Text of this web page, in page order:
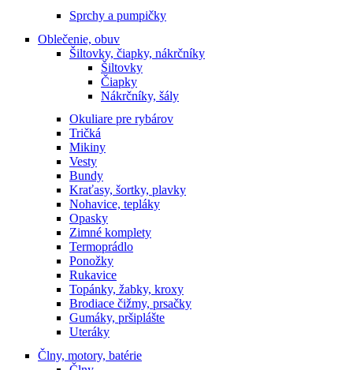
Sprchy a pumpičky
Oblečenie, obuv
Šiltovky, čiapky, nákrčníky
Šiltovky
Čiapky
Nákrčníky, šály
Okuliare pre rybárov
Tričká
Mikiny
Vesty
Bundy
Kraťasy, šortky, plavky
Nohavice, tepláky
Opasky
Zimné komplety
Termoprádlo
Ponožky
Rukavice
Topánky, žabky, kroxy
Brodiace čižmy, prsačky
Gumáky, pršiplášte
Uteráky
Člny, motory, batérie